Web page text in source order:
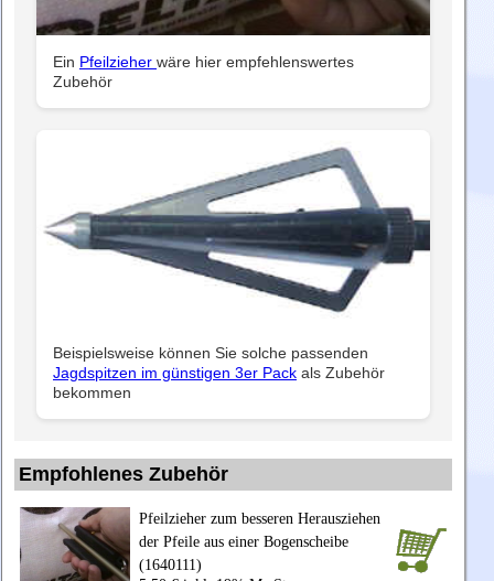
Ein Pfeilzieher wäre hier empfehlenswertes
Zubehör
Beispielsweise können Sie solche passenden
Jagdspitzen im günstigen 3er Pack als Zubehör
bekommen
Empfohlenes Zubehör
Pfeilzieher zum besseren Herausziehen
der Pfeile aus einer Bogenscheibe
(1640111)